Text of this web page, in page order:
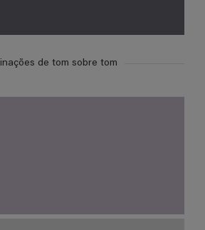
de tom sobre tom